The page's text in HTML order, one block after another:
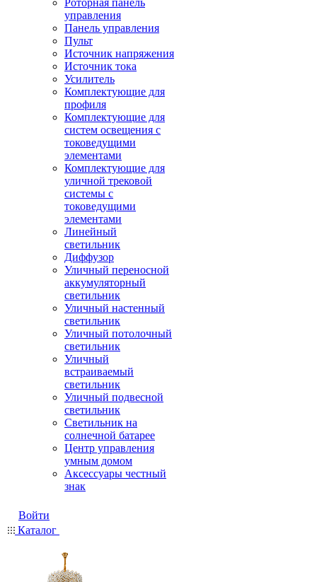
Роторная панель
управления
Панель управления
Пульт
Источник напряжения
Источник тока
Усилитель
Комплектующие для
профиля
Комплектующие для
систем освещения с
токоведущими
элементами
Комплектующие для
уличной трековой
системы с
токоведущими
элементами
Линейный
светильник
Диффузор
Уличный переносной
аккумуляторный
светильник
Уличный настенный
светильник
Уличный потолочный
светильник
Уличный
встраиваемый
светильник
Уличный подвесной
светильник
Светильник на
солнечной батарее
Центр управления
умным домом
Аксессуары честный
знак
Войти
Каталог